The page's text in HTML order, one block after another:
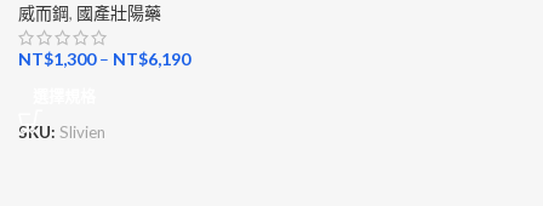
威而鋼, 國產壯陽藥
NT$1,300– NT$6,190
SKU: Slivien